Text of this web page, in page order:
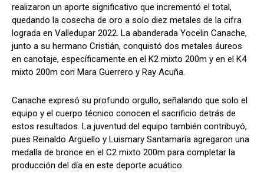
realizaron un aporte significativo que incrementó el total,
quedando la cosecha de oro a solo diez metales de la cifra
lograda en Valledupar 2022. La abanderada Yocelin Canache,
junto a su hermano Cristián, conquistó dos metales áureos
en canotaje, específicamente en el K2 mixto 200m y en el K4
mixto 200m con Mara Guerrero y Ray Acuña.
Canache expresó su profundo orgullo, señalando que solo el
equipo y el cuerpo técnico conocen el sacrificio detrás de
estos resultados. La juventud del equipo también contribuyó,
pues Reinaldo Argüello y Luismary Santamaría agregaron una
medalla de bronce en el C2 mixto 200m para completar la
producción del día en este deporte acuático.